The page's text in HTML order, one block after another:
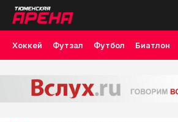
Хоккей Футзал Футбол Биатлон